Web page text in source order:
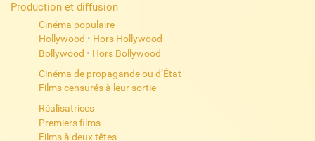
Production et diffusion
Cinéma populaire
Hollywood • Hors Hollywood
Bollywood • Hors Bollywood
Cinéma de propagande ou d’État
Films censurés à leur sortie
Réalisatrices
Premiers films
Films à deux têtes